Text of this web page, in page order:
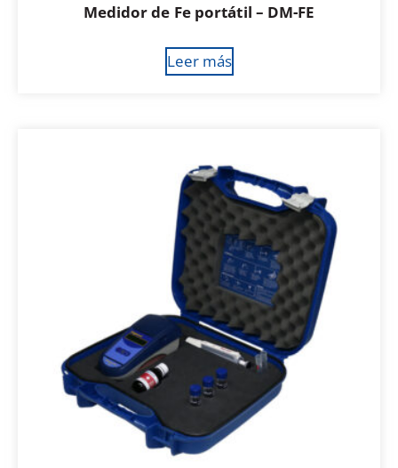
Medidor de Fe portátil – DM-FE
Leer más